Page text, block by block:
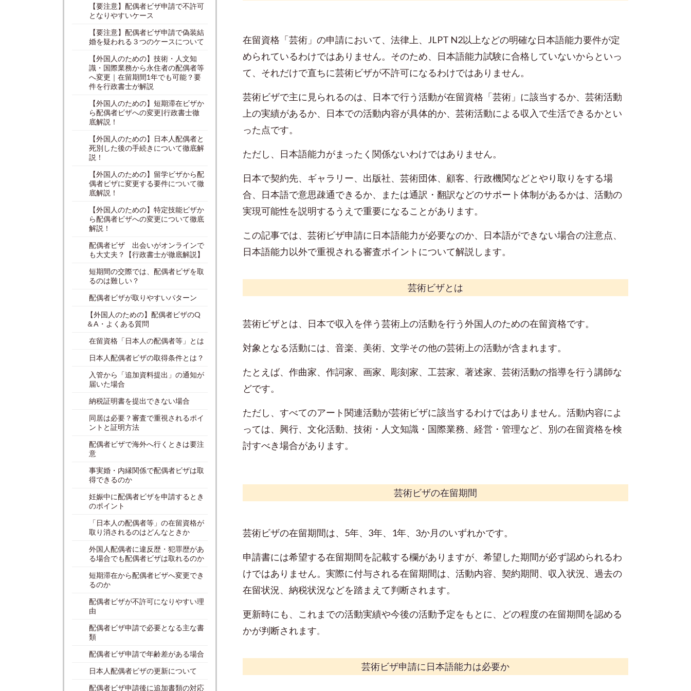
在留資格「芸術」の申請において、法律上、JLPT N2以上などの明確な日本語能力要件が定
められているわけではありません。 そのため、日本語能力試験に合格していないからといっ
て、それだけで直ちに芸術ビザが不許可になるわけではありません。
芸術ビザで主に見られるのは、日本で行う活動が在留資格「芸術」に該当するか、芸術活動
上の実績があるか、日本での活動内容が具体的か、芸術活動による収入で生活できるかとい
った点です。
ただし、日本語能力がまったく関係ないわけではありません。
日本で契約先、ギャラリー、出版社、芸術団体、顧客、行政機関などとやり取りをする場
合、日本語で意思疎通できるか、または通訳・翻訳などのサポート体制があるかは、活動の
実現可能性を説明するうえで重要になることがあります。
この記事では、芸術ビザ申請に日本語能力が必要なのか、日本語ができない場合の注意点、
日本語能力以外で重視される審査ポイントについて解説します。
芸術ビザとは
芸術ビザとは、日本で収入を伴う芸術上の活動を行う外国人のための在留資格です。
対象となる活動には、音楽、美術、文学その他の芸術上の活動が含まれます。
たとえば、作曲家、作詞家、画家、彫刻家、工芸家、著述家、芸術活動の指導を行う講師な
どです。
ただし、すべてのアート関連活動が芸術ビザに該当するわけではありません。活動内容によ
っては、興行、文化活動、技術・人文知識・国際業務、経営・管理など、別の在留資格を検
討すべき場合があります。
芸術ビザの在留期間
芸術ビザの在留期間は、5年、3年、1年、3か月のいずれかです。
申請書には希望する在留期間を記載する欄がありますが、希望した期間が必ず認められるわ
けではありません。 実際に付与される在留期間は、活動内容、契約期間、収入状況、過去の
在留状況、納税状況などを踏まえて判断されます。
更新時にも、これまでの活動実績や今後の活動予定をもとに、どの程度の在留期間を認める
かが判断されます。
芸術ビザ申請に日本語能力は必要か
【要注意】配偶者ビザ申請で不許可
となりやすいケース
【要注意】配偶者ビザ申請で偽装結
婚を疑われる３つのケースについて
【外国人のための】技術・人文知
識・国際業務から永住者の配偶者等
へ変更｜在留期間1年でも可能？要
件を行政書士が解説
【外国人のための】短期滞在ビザか
ら配偶者ビザへの変更|行政書士徹
底解説！
【外国人のための】日本人配偶者と
死別した後の手続きについて徹底解
説！
【外国人のための】留学ビザから配
偶者ビザに変更する要件について徹
底解説！
【外国人のための】特定技能ビザか
ら配偶者ビザへの変更について徹底
解説！
配偶者ビザ 出会いがオンラインで
も大丈夫？【行政書士が徹底解説】
短期間の交際では、配偶者ビザを取
るのは難しい？
配偶者ビザが取りやすいパターン
【外国人のための】配偶者ビザのQ
＆A・よくある質問
在留資格「日本人の配偶者等」とは
日本人配偶者ビザの取得条件とは？
入管から「追加資料提出」の通知が
届いた場合
納税証明書を提出できない場合
同居は必要？審査で重視されるポイ
ントと証明方法
配偶者ビザで海外へ行くときは要注
意
事実婚・内縁関係で配偶者ビザは取
得できるのか
妊娠中に配偶者ビザを申請するとき
のポイント
「日本人の配偶者等」の在留資格が
取り消されるのはどんなときか
外国人配偶者に違反歴・犯罪歴があ
る場合でも配偶者ビザは取れるのか
短期滞在から配偶者ビザへ変更でき
るのか
配偶者ビザが不許可になりやすい理
由
配偶者ビザ申請で必要となる主な書
類
配偶者ビザ申請で年齢差がある場合
日本人配偶者ビザの更新について
配偶者ビザ申請後に追加書類の対応